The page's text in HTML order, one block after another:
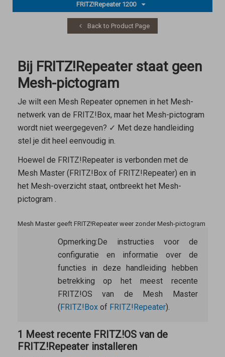
FRITZ!Repeater 1200
Back to Product Page
Bij FRITZ!Repeater staat geen
Mesh-pictogram
Je wilt een Mesh Repeater opnemen in het Mesh-
netwerk van de FRITZ!Box, maar het Mesh-pictogram
wordt niet weergegeven? ✓ Met deze handleiding
stel je dit heel eenvoudig in.
Hoewel de FRITZ!Repeater is verbonden met de
Mesh Master(FRITZ!Box of FRITZ!Repeater) en in
het Mesh-overzicht staat, ontbreekt het Mesh-
pictogram .
Mesh Master geeft FRITZ!Repeater weer zonder Mesh-pictogram
Opmerking: De instructies voor de
configuratie en informatie over de
functies in deze handleiding hebben
betrekking op het meest recente
FRITZ!OS van de
Mesh Master
( FRITZ!Boxof FRITZ!Repeater).
1 Meest recente FRITZ!OS van de
FRITZ!Repeater installeren